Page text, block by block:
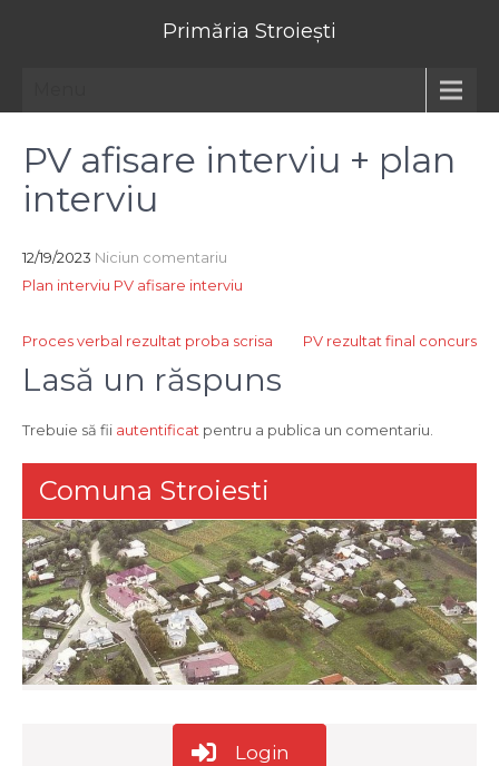
Primăria Stroiești
PV afisare interviu + plan
interviu
12/19/2023 Niciun comentariu
Plan interviu PV afisare interviu
Navigare
în
Proces verbal rezultat proba scrisa PV rezultat final concurs
Lasă un răspuns
Trebuie să fii autentificat pentru a publica un comentariu.
Comuna Stroiesti
Login